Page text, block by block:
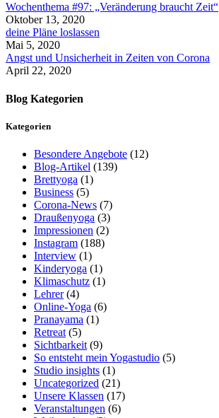
Wochenthema #97: „Veränderung braucht Zeit“
Oktober 13, 2020
deine Pläne loslassen
Mai 5, 2020
Angst und Unsicherheit in Zeiten von Corona
April 22, 2020
Blog Kategorien
Kategorien
Besondere Angebote (12)
Blog-Artikel (139)
Brettyoga (1)
Business (5)
Corona-News (7)
Draußenyoga (3)
Impressionen (2)
Instagram (188)
Interview (1)
Kinderyoga (1)
Klimaschutz (1)
Lehrer(4)
Online-Yoga (6)
Pranayama (1)
Retreat (5)
Sichtbarkeit (9)
So entsteht mein Yogastudio (5)
Studio insights (1)
Uncategorized (21)
Unsere Klassen (17)
Veranstaltungen (6)